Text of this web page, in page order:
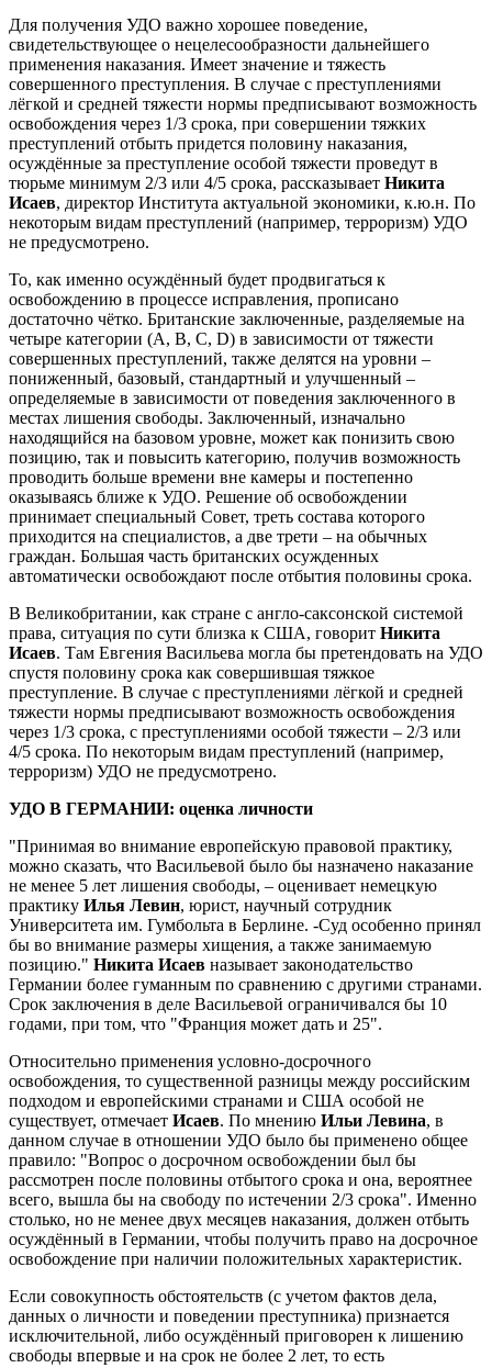
Для получения УДО важно хорошее поведение,
свидетельствующее о нецелесообразности дальнейшего
применения наказания. Имеет значение и тяжесть
совершенного преступления. В случае с преступлениями
лёгкой и средней тяжести нормы предписывают возможность
освобождения через 1/3 срока, при совершении тяжких
преступлений отбыть придется половину наказания,
осуждённые за преступление особой тяжести проведут в
тюрьме минимум 2/3 или 4/5 срока, рассказывает Никита
Исаев, директор Института актуальной экономики, к.ю.н. По
некоторым видам преступлений (например, терроризм) УДО
не предусмотрено.
То, как именно осуждённый будет продвигаться к
освобождению в процессе исправления, прописано
достаточно чётко. Британские заключенные, разделяемые на
четыре категории (A, B, C, D) в зависимости от тяжести
совершенных преступлений, также делятся на уровни –
пониженный, базовый, стандартный и улучшенный –
определяемые в зависимости от поведения заключенного в
местах лишения свободы. Заключенный, изначально
находящийся на базовом уровне, может как понизить свою
позицию, так и повысить категорию, получив возможность
проводить больше времени вне камеры и постепенно
оказываясь ближе к УДО. Решение об освобождении
принимает специальный Совет, треть состава которого
приходится на специалистов, а две трети – на обычных
граждан. Большая часть британских осужденных
автоматически освобождают после отбытия половины срока.
В Великобритании, как стране с англо-саксонской системой
права, ситуация по сути близка к США, говорит Никита
Исаев. Там Евгения Васильева могла бы претендовать на УДО
спустя половину срока как совершившая тяжкое
преступление. В случае с преступлениями лёгкой и средней
тяжести нормы предписывают возможность освобождения
через 1/3 срока, с преступлениями особой тяжести – 2/3 или
4/5 срока. По некоторым видам преступлений (например,
терроризм) УДО не предусмотрено.
УДО В ГЕРМАНИИ: оценка личности
"Принимая во внимание европейскую правовой практику,
можно сказать, что Васильевой было бы назначено наказание
не менее 5 лет лишения свободы, – оценивает немецкую
практику Илья Левин, юрист, научный сотрудник
Университета им. Гумбольта в Берлине. -Суд особенно принял
бы во внимание размеры хищения, а также занимаемую
позицию." Никита Исаев называет законодательство
Германии более гуманным по сравнению с другими странами.
Срок заключения в деле Васильевой ограничивался бы 10
годами, при том, что "Франция может дать и 25".
Относительно применения условно-досрочного
освобождения, то существенной разницы между российским
подходом и европейскими странами и США особой не
существует, отмечает Исаев. По мнению Ильи Левина, в
данном случае в отношении УДО было бы применено общее
правило: "Вопрос о досрочном освобождении был бы
рассмотрен после половины отбытого срока и она, вероятнее
всего, вышла бы на свободу по истечении 2/3 срока". Именно
столько, но не менее двух месяцев наказания, должен отбыть
осуждённый в Германии, чтобы получить право на досрочное
освобождение при наличии положительных характеристик.
Если совокупность обстоятельств (с учетом фактов дела,
данных о личности и поведении преступника) признается
исключительной, либо осуждённый приговорен к лишению
свободы впервые и на срок не более 2 лет, то есть